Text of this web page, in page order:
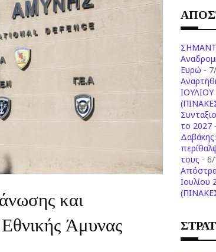
και
Άμυνας
Ευρώ -
το 2027
τους -
Ιουλίου